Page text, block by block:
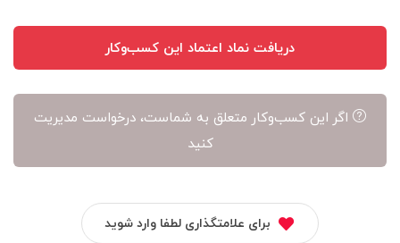
دریافت نماد اعتماد این کسب‌وکار
اگر این کسب‌وکار متعلق به شماست، درخواست مدیریت
کنید
برای علامتگذاری لطفا وارد شوید